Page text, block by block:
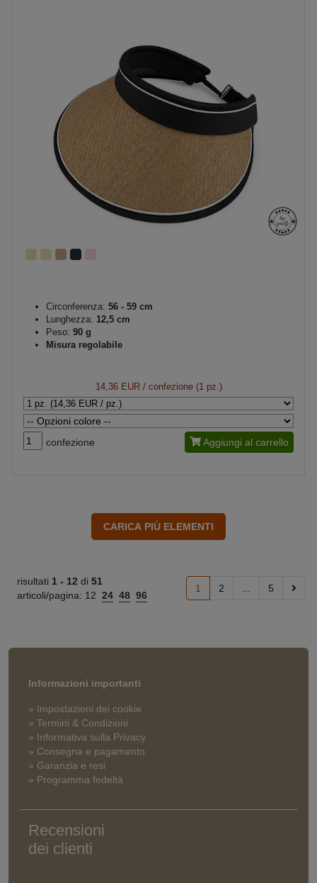
Circonferenza: 56 - 59 cm
Lunghezza: 12,5 cm
Peso: 90 g
Misura regolabile
14,36 EUR/ confezione (1 pz.)
confezione Aggiungi al carrello
risultati 1 - 12 di 51
articoli/pagina: 12 24 48 96
1 2 5
Informazioni importanti
» Impostazioni dei cookie
» Termini & Condizioni
» Informativa sulla Privacy
» Consegna e pagamento
» Garanzia e resi
» Programma fedeltà
Recensioni
dei clienti